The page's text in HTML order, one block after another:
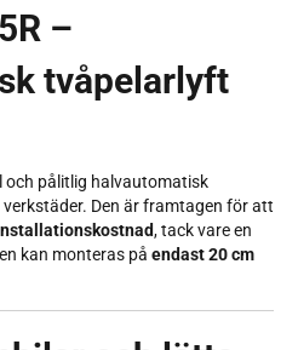
–
tvåpelarlyft
och pålitlig halvautomatisk
Den är framtagen för att
, tack vare en
kan monteras på endast 20 cm